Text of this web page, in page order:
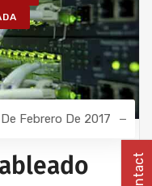
Febrero De 2017